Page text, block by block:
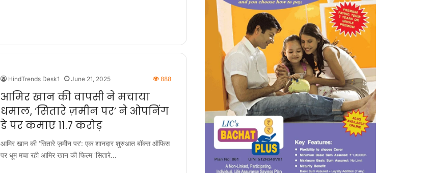
HindTrends Desk1 June 21, 2025 888
आमिर खान की वापसी ने मचाया
धमाल, ‘सितारे ज़मीन पर’ ने ओपनिंग
डे पर कमाए 11.7 करोड़
आमिर खान की ‘सितारे ज़मीन पर’: एक शानदार शुरुआत बॉक्स ऑफिस
पर धूम मचा रही आमिर खान की फिल्म ‘सितारे…